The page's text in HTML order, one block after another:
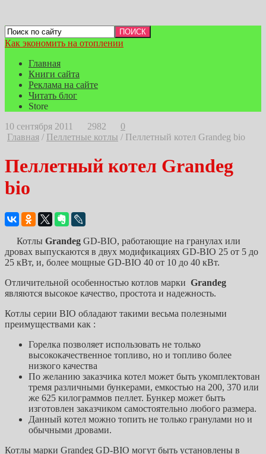
Как экономить на отоплении
Главная
Книги сайта
Реклама на сайте
Читать блог
Store
10 сентября 2011
2982
0
Главная / Пеллетные котлы / Пеллетный котел Grandeg bio
Пеллетный котел Grandeg
bio
Котлы Grandeg GD-BIO, работающие на гранулах или
дровах выпускаются в двух модификациях GD-BIO 25 от 5 до
25 кВт, и, более мощные GD-BIO 40 от 10 до 40 кВт.
Отличительной особенностью котлов марки Grandeg
являются высокое качество, простота и надежность.
Котлы серии BIO обладают такими весьма полезными
преимуществами как :
Горелка позволяет использовать не только
высококачественное топливо, но и топливо более
низкого качества
По желанию заказчика котел может быть укомплектован
тремя различными бункерами, емкостью на 200, 370 или
же 625 килограммов пеллет. Бункер может быть
изготовлен заказчиком самостоятельно любого размера.
Данный котел можно топить не только гранулами но и
обычными дровами.
Котлы марки Grandeg GD-BIO могут быть установлены в